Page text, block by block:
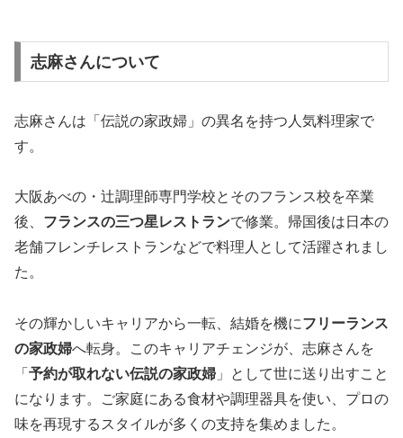
志麻さんについて
志麻さんは「伝説の家政婦」の異名を持つ人気料理家で
す。
大阪あべの・辻調理師専門学校とそのフランス校を卒業
後、 フランスの三つ星レストランで修業。帰国後は日本の
老舗フレンチレストランなどで料理人として活躍されまし
た。
その輝かしいキャリアから一転、結婚を機にフリーランス
の家政婦へ転身。このキャリアチェンジが、志麻さんを
「 予約が取れない伝説の家政婦 」として世に送り出すこと
になります。ご家庭にある食材や調理器具を使い、プロの
味を再現するスタイルが多くの支持を集めました。